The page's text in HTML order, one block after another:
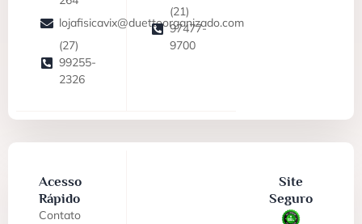
lojafisicavix@duettoorganizado.com
(27)
99255-
2326
(21)
97477-
9700
Acesso
Rápido
Contato
Site
Seguro